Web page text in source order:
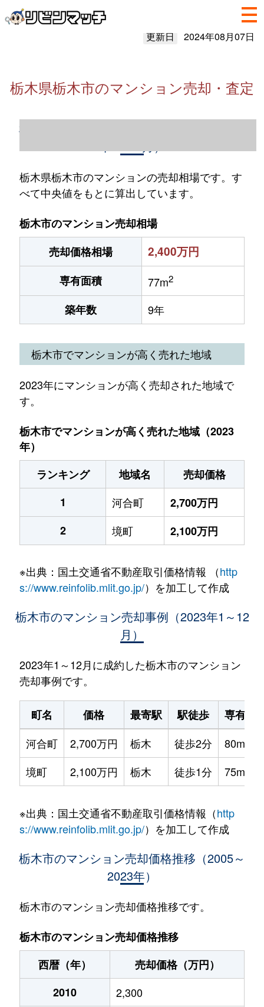
更新日 2024年08月07日
栃木県栃木市のマンション売却・査定
栃木県栃木市のマンション売却情報（2023
栃木県栃木市のマンションの売却相場です。す
べて中央値をもとに算出しています。
栃木市のマンション売却相場
売却価格相場
2,400万円
専有面積 77m2
築年数 9年
栃木市でマンションが高く売れた地域
2023年にマンションが高く売却された地域で
す。
栃木市でマンションが高く売れた地域（2023
年）
ランキング
地域名
売却価格
1
河合町
2,700万円
2
境町 2,100万円
※出典：国土交通省不動産取引価格情報 （http
s://www.reinfolib.mlit.go.jp/）を加工して作成
栃木市のマンション売却事例（2023年1～12
月）
2023年1～12月に成約した栃木市のマンション
売却事例です。
町名 価格 最寄駅 駅徒歩
専有面
河合町
2,700万円 栃木 徒歩2分
80m²
境町
2,100万円 栃木 徒歩1分 75m²
※出典：国土交通省不動産取引価格情報（http
s://www.reinfolib.mlit.go.jp/）を加工して作成
栃木市のマンション売却価格推移（2005～
2023年）
栃木市のマンション売却価格推移です。
栃木市のマンション売却価格推移
西暦（年）
売却価格（万円）
2010
2,300